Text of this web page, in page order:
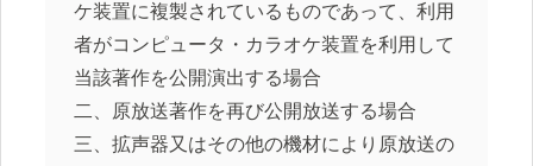
ケ装置に複製されているものであって、利用
者がコンピュータ・カラオケ装置を利用して
当該著作を公開演出する場合
二、原放送著作を再び公開放送する場合
三、拡声器又はその他の機材により原放送の